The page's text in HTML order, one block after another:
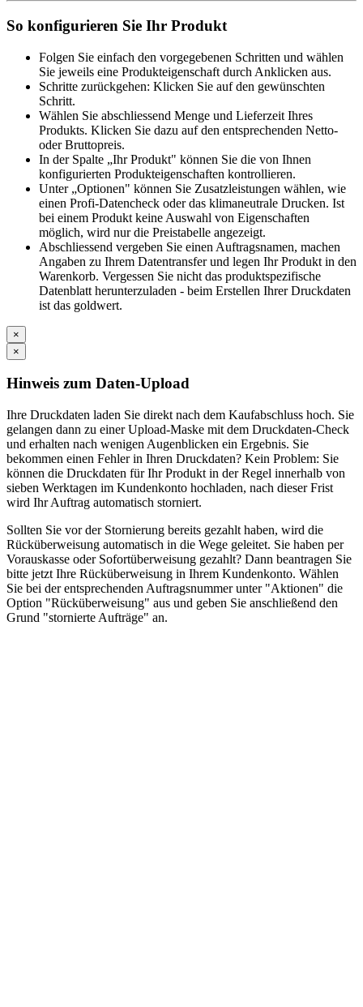
So konfigurieren Sie Ihr Produkt
Folgen Sie einfach den vorgegebenen Schritten und wählen
Sie jeweils eine Produkteigenschaft durch Anklicken aus.
Schritte zurückgehen: Klicken Sie auf den gewünschten
Schritt.
Wählen Sie abschliessend Menge und Lieferzeit Ihres
Produkts. Klicken Sie dazu auf den entsprechenden Netto-
oder Bruttopreis.
In der Spalte „Ihr Produkt" können Sie die von Ihnen
konfigurierten Produkteigenschaften kontrollieren.
Unter „Optionen" können Sie Zusatzleistungen wählen, wie
einen Profi-Datencheck oder das klimaneutrale Drucken. Ist
bei einem Produkt keine Auswahl von Eigenschaften
möglich, wird nur die Preistabelle angezeigt.
Abschliessend vergeben Sie einen Auftragsnamen, machen
Angaben zu Ihrem Datentransfer und legen Ihr Produkt in den
Warenkorb. Vergessen Sie nicht das produktspezifische
Datenblatt herunterzuladen - beim Erstellen Ihrer Druckdaten
ist das goldwert.
×
×
Hinweis zum Daten-Upload
Ihre Druckdaten laden Sie direkt nach dem Kaufabschluss hoch. Sie
gelangen dann zu einer Upload-Maske mit dem Druckdaten-Check
und erhalten nach wenigen Augenblicken ein Ergebnis. Sie
bekommen einen Fehler in Ihren Druckdaten? Kein Problem: Sie
können die Druckdaten für Ihr Produkt in der Regel innerhalb von
sieben Werktagen im Kundenkonto hochladen, nach dieser Frist
wird Ihr Auftrag automatisch storniert.
Sollten Sie vor der Stornierung bereits gezahlt haben, wird die
Rücküberweisung automatisch in die Wege geleitet. Sie haben per
Vorauskasse oder Sofortüberweisung gezahlt? Dann beantragen Sie
bitte jetzt Ihre Rücküberweisung in Ihrem Kundenkonto. Wählen
Sie bei der entsprechenden Auftragsnummer unter "Aktionen" die
Option "Rücküberweisung" aus und geben Sie anschließend den
Grund "stornierte Aufträge" an.